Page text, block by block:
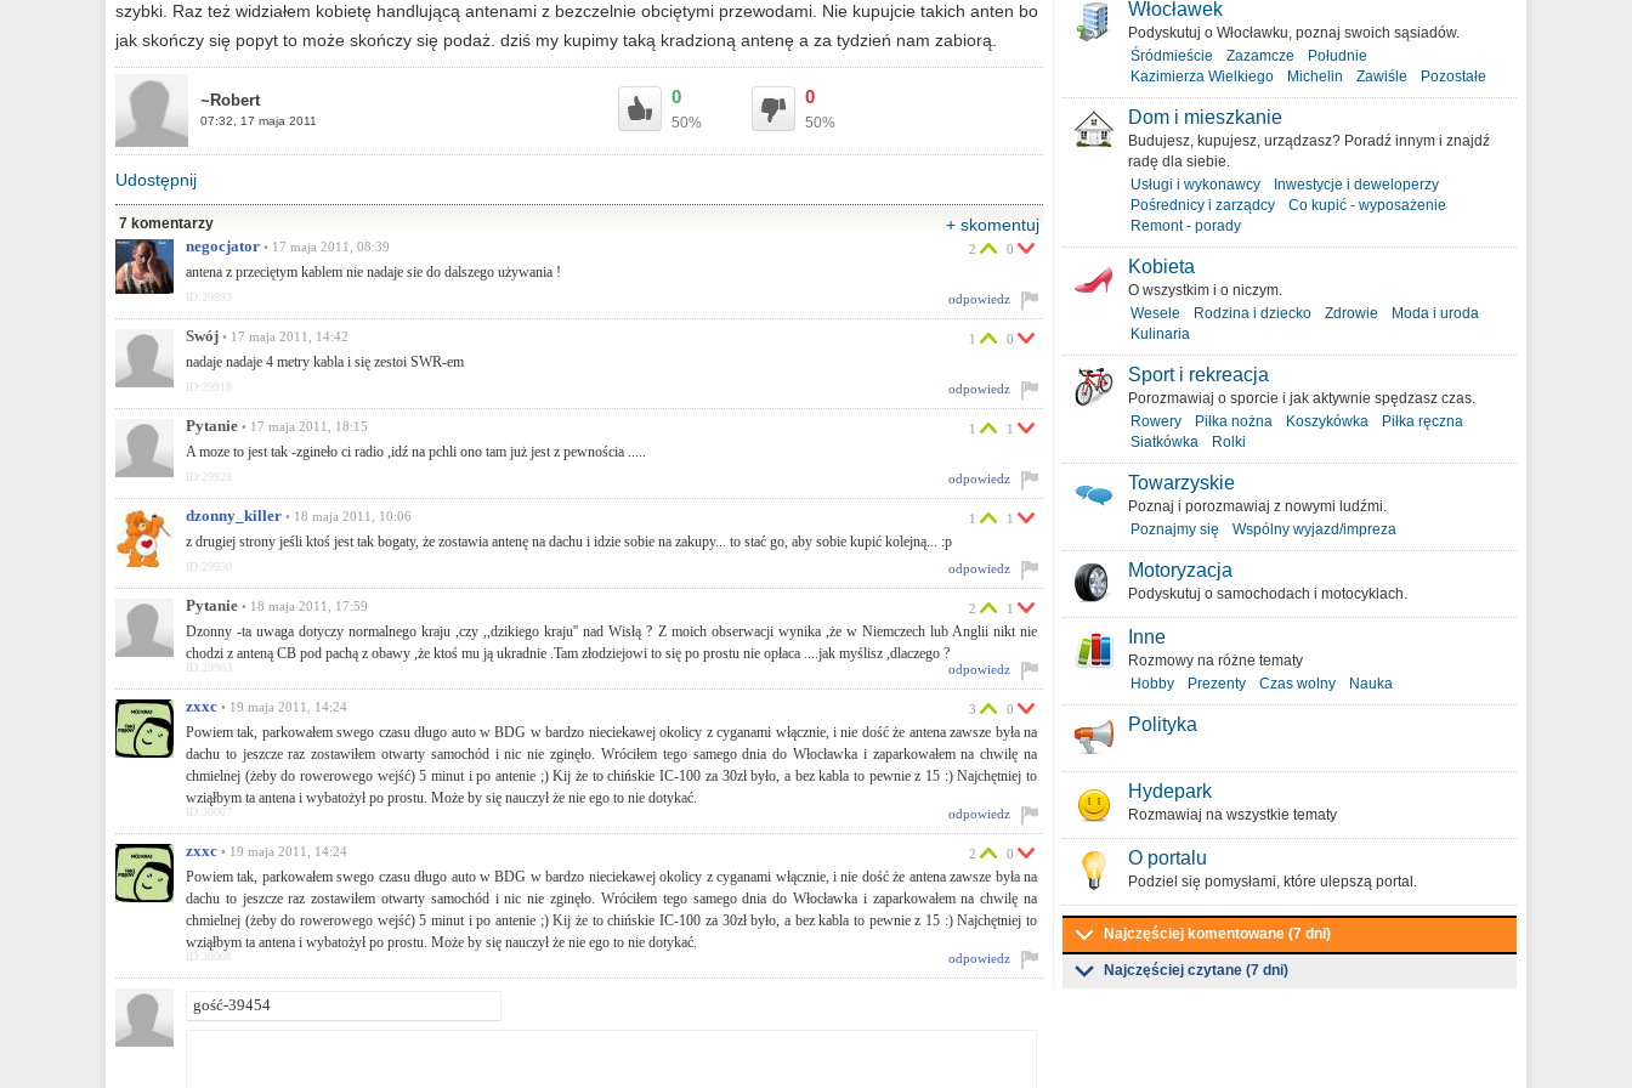
szybki. Raz też widziałem kobietę handlującą antenami z bezczelnie obciętymi przewodami. Nie kupujcie takich anten bo
jak skończy się popyt to może skończy się podaż. dziś my kupimy taką kradzioną antenę a za tydzień nam zabiorą.
~Robert
07:32, 17 maja 2011
0
50%
0
50%
Udostępnij
7 komentarzy + skomentuj
negocjator • 17 maja 2011, 08:39
antena z przeciętym kablem nie nadaje sie do dalszego używania !
2 0
odpowiedz
ID:29893
Swój • 17 maja 2011, 14:42
nadaje nadaje 4 metry kabla i się zestoi SWR-em
1 0
odpowiedz
ID:29918
Pytanie • 17 maja 2011, 18:15
A moze to jest tak -zgineło ci radio ,idź na pchli ono tam już jest z pewnościa .....
1 1
odpowiedz
ID:29928
dzonny_killer • 18 maja 2011, 10:06
z drugiej strony jeśli ktoś jest tak bogaty, że zostawia antenę na dachu i idzie sobie na zakupy... to stać go, aby sobie kupić kolejną... :p
1 1
odpowiedz
ID:29950
Pytanie • 18 maja 2011, 17:59
Dzonny -ta uwaga dotyczy normalnego kraju ,czy ,,dzikiego kraju'' nad Wisłą ? Z moich obserwacji wynika ,że w Niemczech lub Anglii nikt nie
chodzi z anteną CB pod pachą z obawy ,że ktoś mu ją ukradnie .Tam złodziejowi to się po prostu nie opłaca ....jak myślisz ,dlaczego ?
2 1
odpowiedz
ID:29963
zxxc • 19 maja 2011, 14:24
Powiem tak, parkowałem swego czasu długo auto w BDG w bardzo nieciekawej okolicy z cyganami włącznie, i nie dość że antena zawsze była na
dachu to jeszcze raz zostawiłem otwarty samochód i nic nie zginęło. Wróciłem tego samego dnia do Włocławka i zaparkowałem na chwilę na
chmielnej (żeby do rowerowego wejść) 5 minut i po antenie ;) Kij że to chińskie IC-100 za 30zł było, a bez kabla to pewnie z 15 :) Najchętniej to
wziąłbym ta antena i wybatożył po prostu. Może by się nauczył że nie ego to nie dotykać.
3 0
odpowiedz
ID:30007
zxxc • 19 maja 2011, 14:24
Powiem tak, parkowałem swego czasu długo auto w BDG w bardzo nieciekawej okolicy z cyganami włącznie, i nie dość że antena zawsze była na
dachu to jeszcze raz zostawiłem otwarty samochód i nic nie zginęło. Wróciłem tego samego dnia do Włocławka i zaparkowałem na chwilę na
chmielnej (żeby do rowerowego wejść) 5 minut i po antenie ;) Kij że to chińskie IC-100 za 30zł było, a bez kabla to pewnie z 15 :) Najchętniej to
wziąłbym ta antena i wybatożył po prostu. Może by się nauczył że nie ego to nie dotykać.
2 0
odpowiedz
ID:30008
Włocławek
Podyskutuj o Włocławku, poznaj swoich sąsiadów.
Śródmieście
Zazamcze
Południe
Kazimierza Wielkiego
Michelin Zawiśle Pozostałe
Dom i mieszkanie
Budujesz, kupujesz, urządzasz? Poradź innym i znajdź
radę dla siebie.
Usługi i wykonawcy
Inwestycje i deweloperzy
Pośrednicy i zarządcy
Co kupić - wyposażenie
Remont - porady
Kobieta
O wszystkim i o niczym.
Wesele
Rodzina i dziecko Zdrowie
Moda i uroda
Kulinaria
Sport i rekreacja
Porozmawiaj o sporcie i jak aktywnie spędzasz czas.
Rowery
Piłka nożna Koszykówka
Piłka ręczna
Siatkówka
Rolki
Towarzyskie
Poznaj i porozmawiaj z nowymi ludźmi.
Poznajmy się
Wspólny wyjazd/impreza
Motoryzacja
Podyskutuj o samochodach i motocyklach.
Inne
Rozmowy na różne tematy
Hobby
Prezenty Czas wolny Nauka
Polityka
Hydepark
Rozmawiaj na wszystkie tematy
O portalu
Podziel się pomysłami, które ulepszą portal.
Najczęściej komentowane (7 dni)
Najczęściej czytane (7 dni)